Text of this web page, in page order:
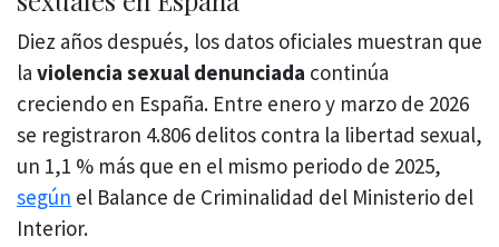
Diez años después, los datos oficiales muestran que
la violencia sexual denunciada continúa
creciendo en España. Entre enero y marzo de 2026
se registraron 4.806 delitos contra la libertad sexual,
un 1,1 % más que en el mismo periodo de 2025,
según el Balance de Criminalidad del Ministerio del
Interior.